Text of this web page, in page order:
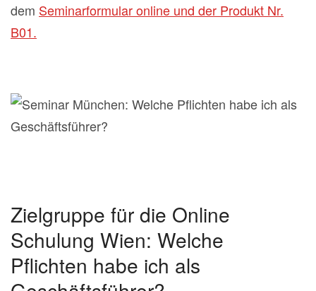
dem Seminarformular online und der Produkt Nr.
B01.
Zielgruppe für die Online
Schulung Wien: Welche
Pflichten habe ich als